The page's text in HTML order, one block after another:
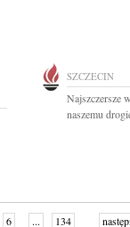
SZCZECIN
Najszczersze
naszemu
6 ... 134